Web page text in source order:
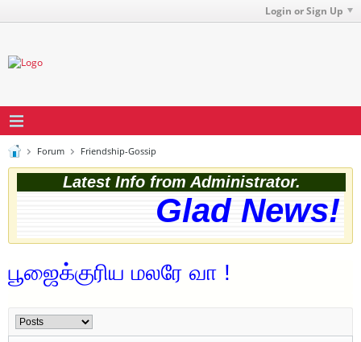
Login or Sign Up
Forum Friendship-Gossip
Latest Info from Administrator.
Glad News!
பூஜைக்குரிய மலரே வா !